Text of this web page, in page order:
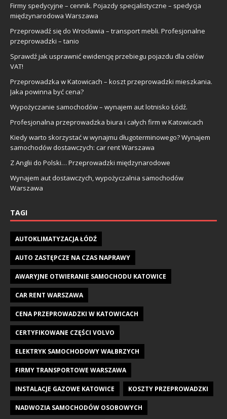
Firmy spedycyjne – cennik. Pojazdy specjalistyczne – spedycja
międzynarodowa Warszawa
Przeprowadź się do Wrocławia – transport mebli. Profesjonalne
przeprowadzki – tanio
Sprawdź jak usprawnić ewidencję przebiegu pojazdu dla celów
VAT!
Przeprowadzka w Katowicach – koszt przeprowadzki mieszkania.
Jaka powinna być cena?
Wypożyczanie samochodów – wynajem aut lotnisko Łódź.
Profesjonalna przeprowadzka biura i całych firm w Katowicach
Kiedy warto skorzystać w wynajmu długoterminowego? Wynajem
samochodów dostawczych: car rent Warszawa
Z Anglii do Polski… Przeprowadzki międzynarodowe
Wynajem aut dostawczych, wypożyczalnia samochodów
Warszawa
TAGI
AUTOKLIMATYZACJA ŁÓDŹ
AUTO ZASTĘPCZE NA CZAS NAPRAWY
AWARYJNE OTWIERANIE SAMOCHODU KATOWICE
CAR RENT WARSZAWA
CENA PRZEPROWADZKI W KATOWICACH
CERTYFIKOWANE CZĘŚCI VOLVO
ELEKTRYK SAMOCHODOWY WAŁBRZYCH
FIRMY TRANSPORTOWE WARSZAWA
INSTALACJE GAZOWE KATOWICE KOSZTY PRZEPROWADZKI
NADWOZIA SAMOCHODÓW OSOBOWYCH